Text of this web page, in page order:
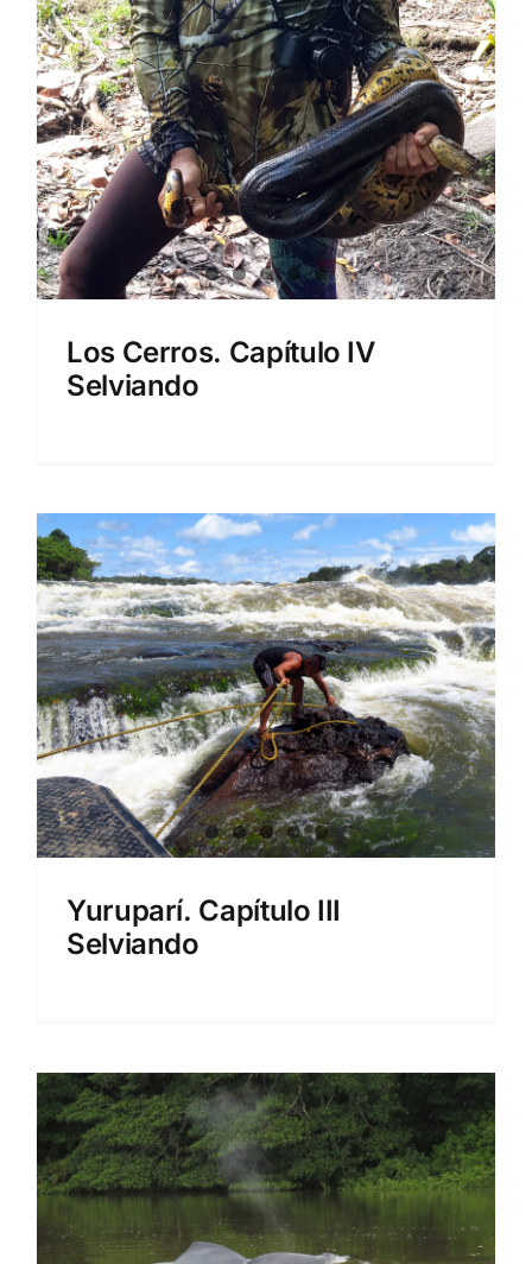
Los Cerros. Capítulo IV
Selviando
Yuruparí. Capítulo III
Selviando